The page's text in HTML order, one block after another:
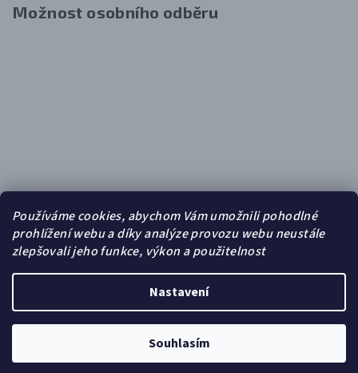
Používáme cookies, abychom Vám umožnili pohodlné
prohlížení webu a díky analýze provozu webu neustále
zlepšovali jeho funkce, výkon a použitelnost
Nastavení
Souhlasím
Možnost osobního odběru
Vytvořil Shoptet